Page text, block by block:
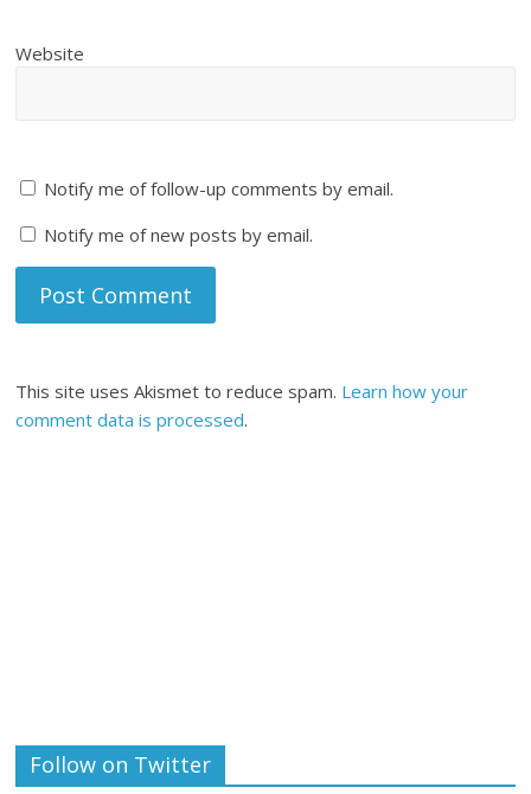
Website
Notify me of follow-up comments by email.
Notify me of new posts by email.
This site uses Akismet to reduce spam. Learn how your
comment data is processed.
Follow on Twitter